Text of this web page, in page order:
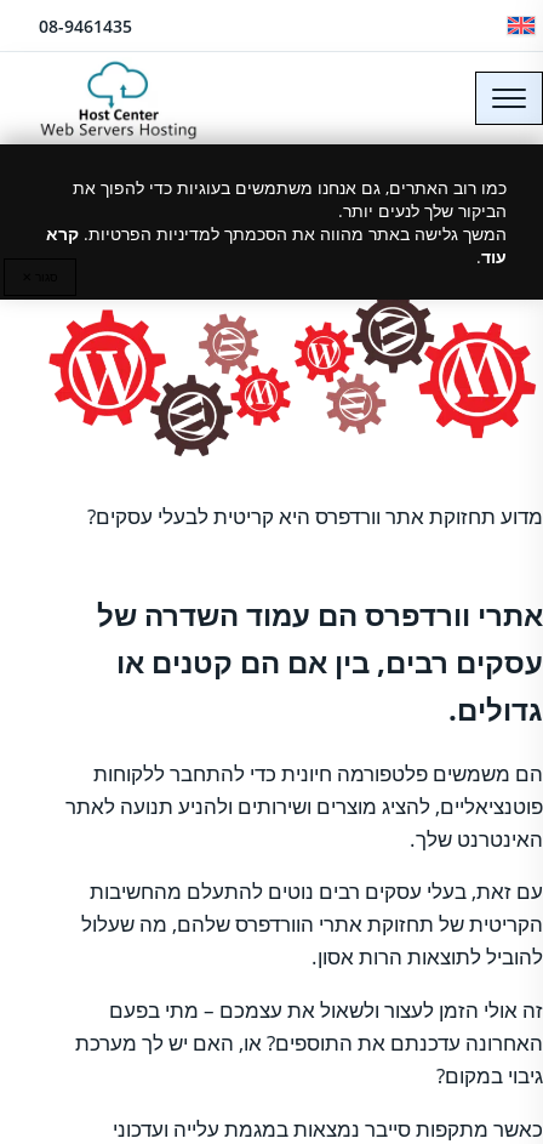
דלג לתוכן 08-9461435
כמו רוב האתרים, גם אנחנו משתמשים בעוגיות כדי להפוך את
הביקור שלך לנעים יותר.
המשך גלישה באתר מהווה את הסכמתך למדיניות הפרטיות. קרא
עוד.
תחזוקת אתר וורדפרס
24/04/2023
מדוע תחזוקת אתר וורדפרס היא קריטית לבעלי עסקים?
אתרי וורדפרס הם עמוד השדרה של
עסקים רבים, בין אם הם קטנים או
גדולים.
הם משמשים פלטפורמה חיונית כדי להתחבר ללקוחות
פוטנציאליים, להציג מוצרים ושירותים ולהניע תנועה לאתר
האינטרנט שלך.
עם זאת, בעלי עסקים רבים נוטים להתעלם מהחשיבות
הקריטית של תחזוקת אתרי הוורדפרס שלהם, מה שעלול
להוביל לתוצאות הרות אסון.
זה אולי הזמן לעצור ולשאול את עצמכם – מתי בפעם
האחרונה עדכנתם את התוספים? או, האם יש לך מערכת
גיבוי במקום?
כאשר מתקפות סייבר נמצאות במגמת עלייה ועדכוני